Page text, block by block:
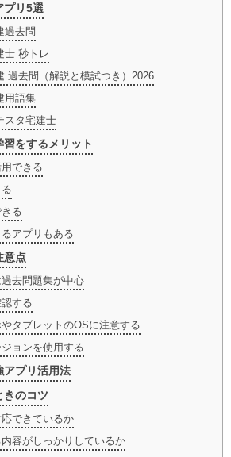
プリ5選
過去問
士 秒トレ
過去問（解説と模試つき）2026
用語集
スタ宅建士
をするメリット
できる
る
アプリもある
意点
去問題集が中心
する
タブレットのOSに注意する
ョンを使用する
アプリ活用法
きのコツ
できているか
容がしっかりしているか